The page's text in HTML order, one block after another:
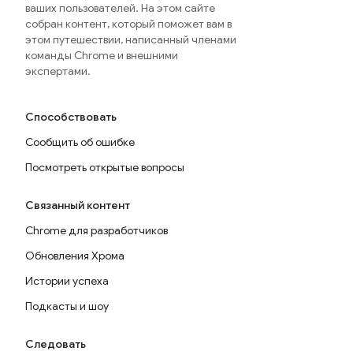
ваших пользователей. На этом сайте
собран контент, который поможет вам в
этом путешествии, написанный членами
команды Chrome и внешними
экспертами.
Способствовать
Сообщить об ошибке
Посмотреть открытые вопросы
Связанный контент
Chrome для разработчиков
Обновления Хрома
Истории успеха
Подкасты и шоу
Следовать